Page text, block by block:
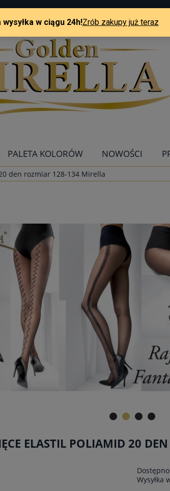
PALETA KOLORÓW NOWOŚCI
KONTAKT
den rozmiar 128-134 Mirella
ELASTIL POLIAMID 20
Wysyłka